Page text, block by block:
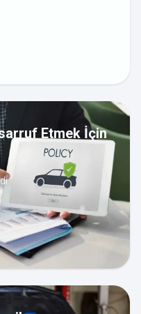
Etmek İçin